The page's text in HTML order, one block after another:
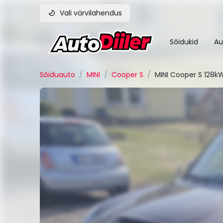
Vali värvilahendus
Sõidukid
Sõiduauto / MINI / Cooper S / MINI Cooper S